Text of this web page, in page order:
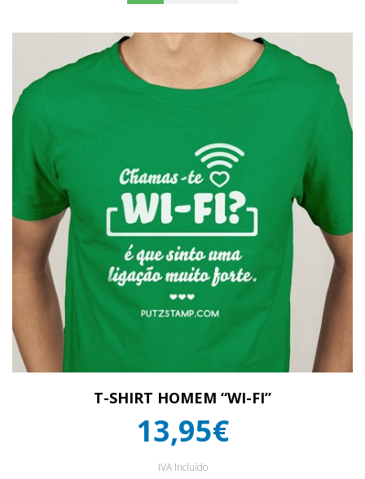
T-SHIRT HOMEM “WI-FI”
13,95€
IVA Incluído